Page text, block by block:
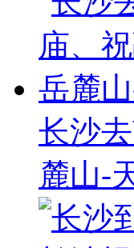
长沙
麓山-